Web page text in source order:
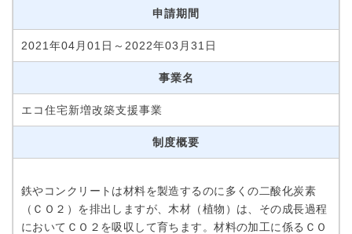
申請期間
2021年04月01日～2022年03月31日
事業名
エコ住宅新増改築支援事業
制度概要
鉄やコンクリートは材料を製造するのに多くの二酸化炭素
（ＣＯ２）を排出しますが、木材（植物）は、その成長過程
においてＣＯ２を吸収して育ちます。材料の加工に係るＣＯ